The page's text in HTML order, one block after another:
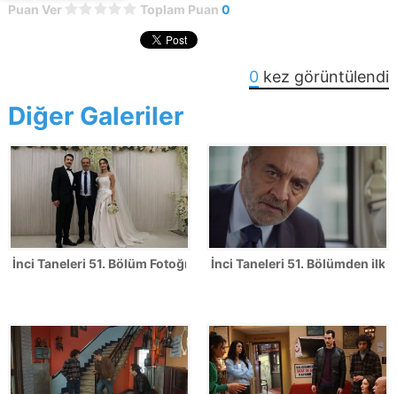
Puan Ver Toplam Puan 0
0 kez görüntülendi
Diğer Galeriler
İnci Taneleri 51. Bölüm Fotoğrafları - FİNALİnci Taneleri 51. Bölümden ilk